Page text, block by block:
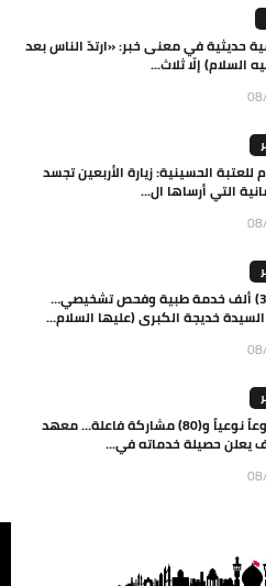
حديثية في معنى خبر: «ارتدّ الناس بعد
السلام) إلّا ثلاث...
للعتبة الحسينية: زيارة الأربعين تجسد
التي أرساها ال...
أكثر من (37) ألف خدمة طبية وفحص تشخيصي…
خديجة الكبرى (عليها السلام...
بـ(18) مشروعاً نوعياً و(80) مشاركة فاعلة… معهد
يعلن حصيلة خدماته في...